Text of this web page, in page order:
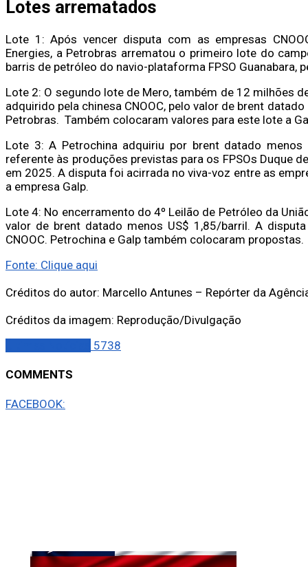
Lotes arrematados
Lote 1: Após vencer disputa com as empresas
Energies, a Petrobras arrematou o primeiro lote do
barris de petróleo do navio-plataforma FPSO Guanabara,
Lote 2: O segundo lote de Mero, também de 12 milhões
adquirido pela chinesa CNOOC, pelo valor de brent
Petrobras. Também colocaram valores para este lote a
Lote 3: A Petrochina adquiriu por brent datado
referente às produções previstas para os FPSOs Duque
em 2025. A disputa foi acirrada no viva-voz entre as
a empresa Galp.
Lote 4: No encerramento do 4º Leilão de Petróleo da
valor de brent datado menos US$ 1,85/barril. A
CNOOC. Petrochina e Galp também colocaram propostas.
Fonte: Clique aqui
Créditos do autor: Marcello Antunes – Repórter da
Créditos da imagem: Reprodução/Divulgação
5738
COMMENTS
FACEBOOK: